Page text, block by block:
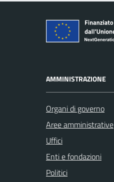
AMMINISTRAZIONE
Organi di governo
Aree amministrative
Uffici
Enti e fondazioni
Politici